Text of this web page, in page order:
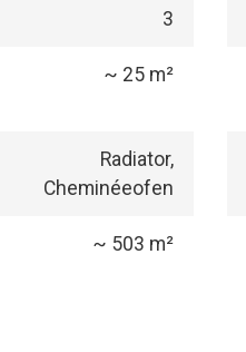
3
~ 25 m²
Radiator,
Cheminéeofen
~ 503 m²